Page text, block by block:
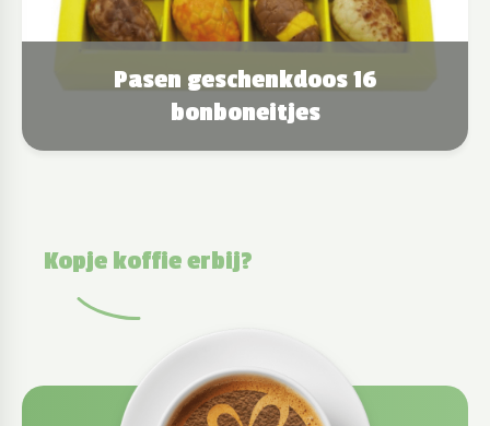
Pasen geschenkdoos 16
bonboneitjes
Kopje koffie erbij?